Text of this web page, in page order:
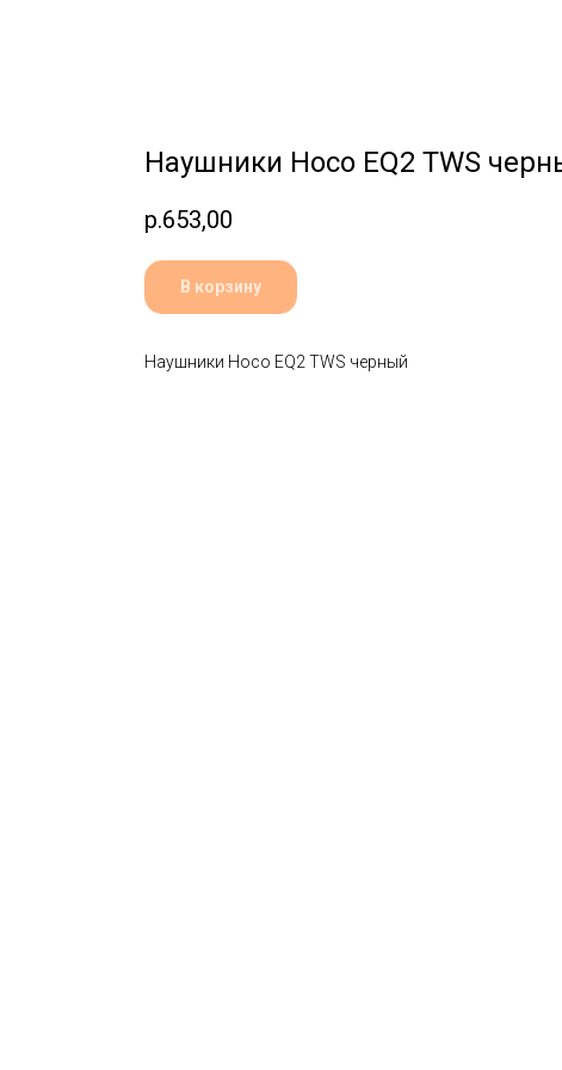
Наушники Hoco EQ2 TWS
р.653,00
В корзину
Наушники Hoco EQ2 TWS черный